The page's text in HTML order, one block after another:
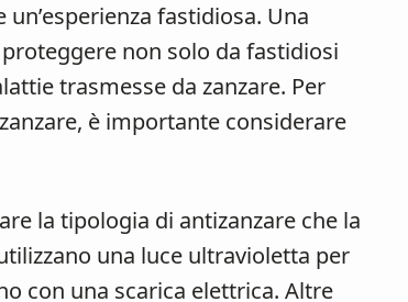
fastidiosa. Una
non solo da fastidiosi
trasmesse da zanzare. Per
è importante considerare
la tipologia di antizanzare che la
una luce ultravioletta per
con una scarica elettrica. Altre